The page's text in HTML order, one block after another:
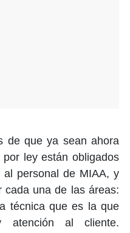
de que ya sean ahora
ley están obligados
personal de MIAA, y
cada una de las áreas:
técnica que es la que
atención al cliente.